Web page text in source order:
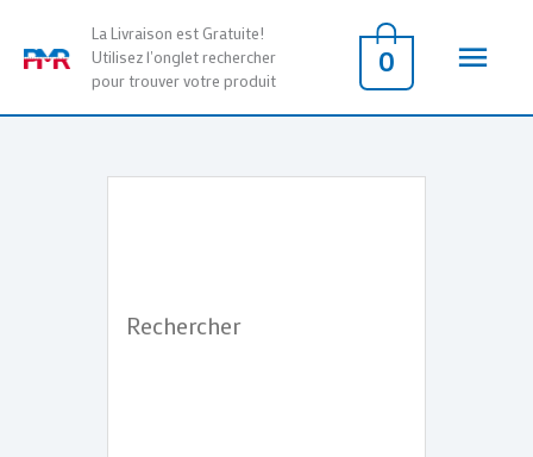
La Livraison est Gratuite!
Utilisez l'onglet rechercher
pour trouver votre produit
0